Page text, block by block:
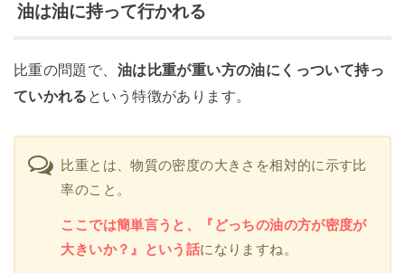
油は油に持って行かれる
比重の問題で、 油は比重が重い方の油にくっついて持っ
ていかれる という特徴があります。
比重とは、物質の密度の大きさを相対的に示す比
率のこと。
ここでは簡単言うと、『どっちの油の方が密度が
大きいか？』という話になりますね。